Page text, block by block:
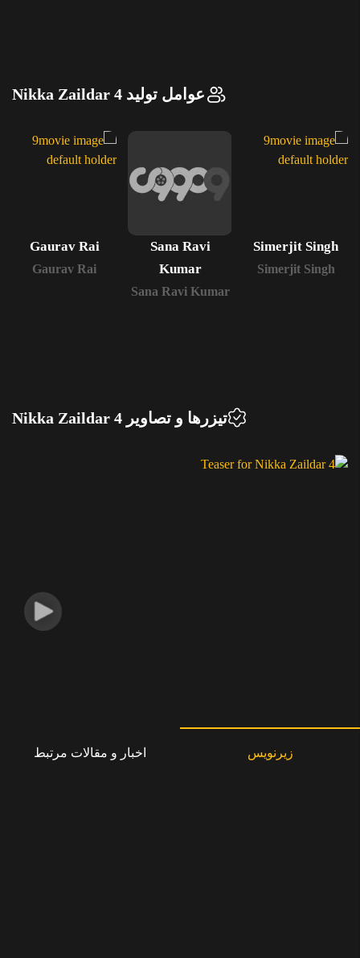
عوامل تولید Nikka Zaildar 4
Simerjit Singh
Simerjit Singh
Sana Ravi
Kumar
Sana Ravi Kumar
Gaurav Rai
Gaurav Rai
تیزرها و تصاویر Nikka Zaildar 4
زیرنویس اخبار و مقالات مرتبط